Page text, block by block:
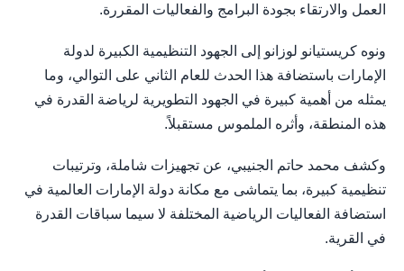
العمل والارتقاء بجودة البرامج والفعاليات المقررة.
ونوه كريستيانو لوزانو إلى الجهود التنظيمية الكبيرة لدولة
الإمارات باستضافة هذا الحدث للعام الثاني على التوالي، وما
يمثله من أهمية كبيرة في الجهود التطويرية لرياضة القدرة في
هذه المنطقة، وأثره الملموس مستقبلاً.
وكشف محمد حاتم الجنيبي، عن تجهيزات شاملة، وترتيبات
تنظيمية كبيرة، بما يتماشى مع مكانة دولة الإمارات العالمية في
استضافة الفعاليات الرياضية المختلفة لا سيما سباقات القدرة
في القرية.